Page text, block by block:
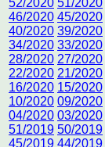
52/2020 51/2020
46/2020 45/2020
40/2020 39/2020
34/2020 33/2020
28/2020 27/2020
22/2020 21/2020
16/2020 15/2020
10/2020 09/2020
04/2020 03/2020
51/2019 50/2019
45/2019 44/2019